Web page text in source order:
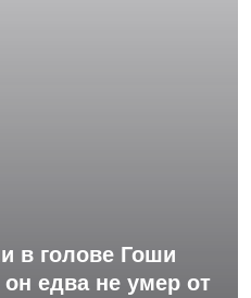
в голове Гоши
едва не умер от